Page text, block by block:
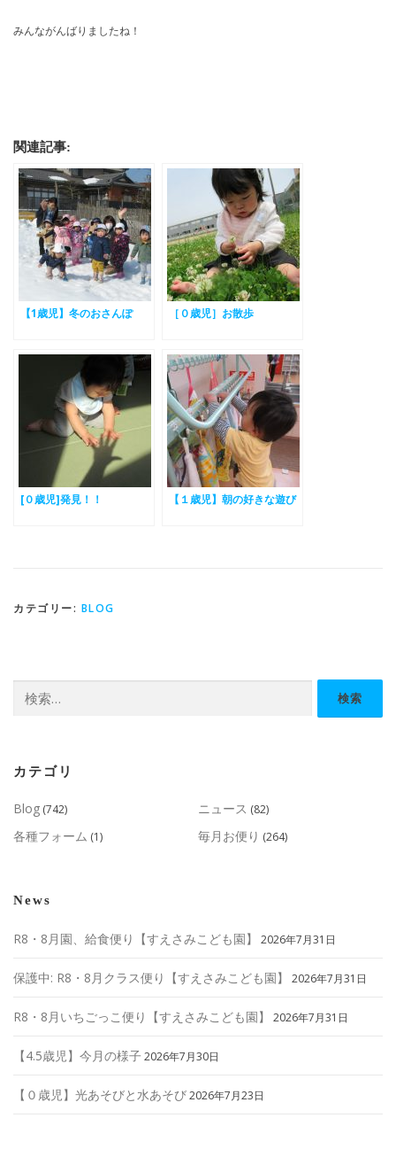
みんながんばりましたね！
関連記事:
【1歳児】冬のおさんぽ ［０歳児］お散歩
[０歳児]発見！！ 【１歳児】朝の好きな遊び
カテゴリー: BLOG
索:
カテゴリ
Blog (742) ニュース (82)
各種フォーム (1) 毎月お便り (264)
News
R8・8月園、給食便り【すえさみこども園】 2026年7月31日
保護中: R8・8月クラス便り【すえさみこども園】 2026年7月31日
R8・8月いちごっこ便り【すえさみこども園】 2026年7月31日
【4.5歳児】今月の様子 2026年7月30日
【０歳児】光あそびと水あそび2026年7月23日